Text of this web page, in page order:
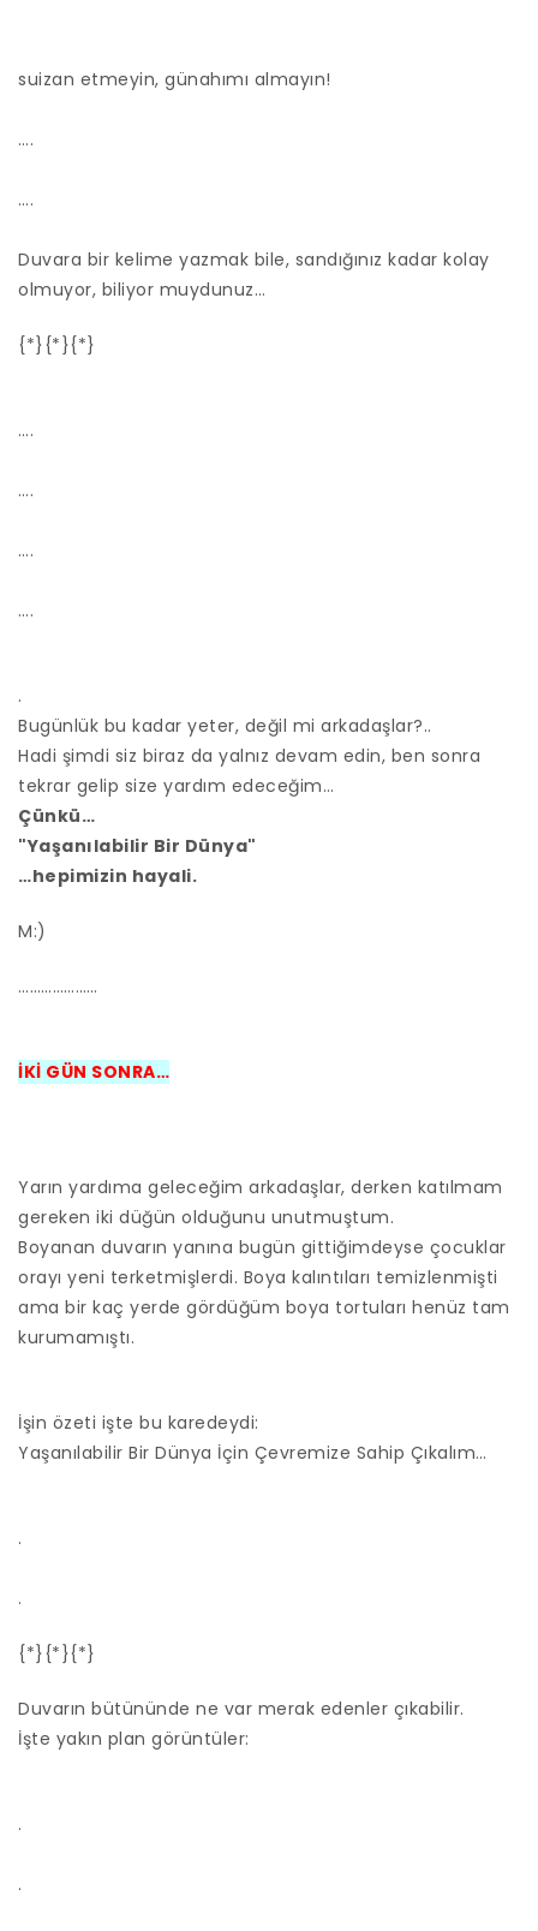
suizan etmeyin, günahımı almayın!
….
….
Duvara bir kelime yazmak bile, sandığınız kadar kolay
olmuyor, biliyor muydunuz…
{*}{*}{*}
….
….
….
….
.
Bugünlük bu kadar yeter, değil mi arkadaşlar?..
Hadi şimdi siz biraz da yalnız devam edin, ben sonra
tekrar gelip size yardım edeceğim…
Çünkü…
"Yaşanılabilir Bir Dünya"
…hepimizin hayali.
M:)
…………………
İKİ GÜN SONRA…
Yarın yardıma geleceğim arkadaşlar, derken katılmam
gereken iki düğün olduğunu unutmuştum.
Boyanan duvarın yanına bugün gittiğimdeyse çocuklar
orayı yeni terketmişlerdi. Boya kalıntıları temizlenmişti
ama bir kaç yerde gördüğüm boya tortuları henüz tam
kurumamıştı.
İşin özeti işte bu karedeydi:
Yaşanılabilir Bir Dünya İçin Çevremize Sahip Çıkalım…
.
.
{*}{*}{*}
Duvarın bütününde ne var merak edenler çıkabilir.
İşte yakın plan görüntüler:
.
.